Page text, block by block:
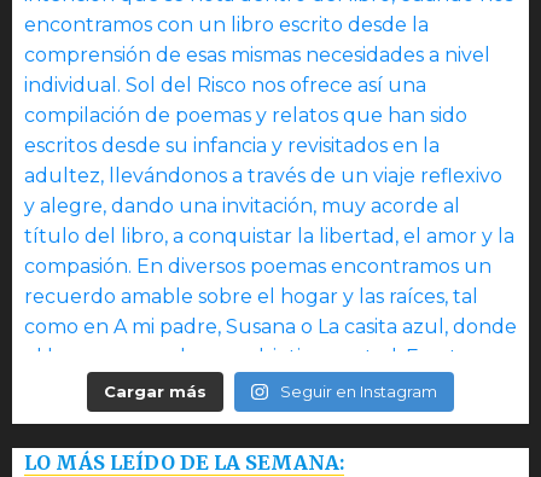
Cargar más Seguir en Instagram
LO MÁS LEÍDO DE LA SEMANA: